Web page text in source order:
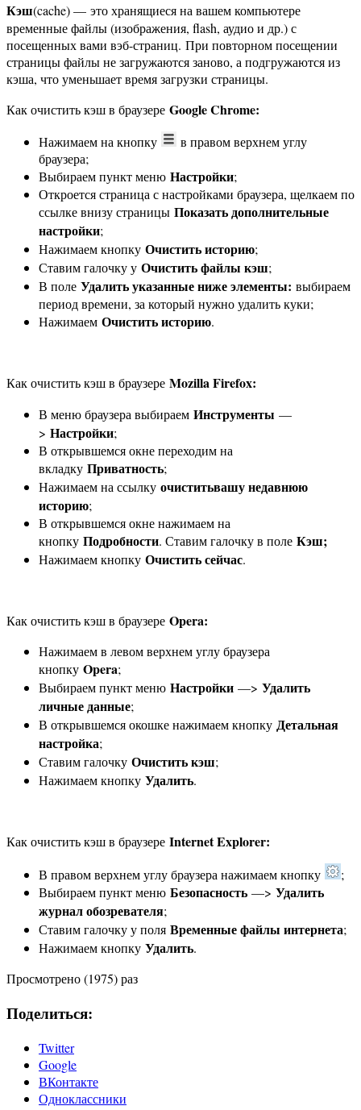
Кэш(cache) — это хранящиеся на вашем компьютере
временные файлы (изображения, flash, аудио и др.) с
посещенных вами вэб-страниц. При повторном посещении
страницы файлы не загружаются заново, а подгружаются из
кэша, что уменьшает время загрузки страницы.
Как очистить кэш в браузере Google Chrome:
Нажимаем на кнопку
в правом верхнем углу
браузера;
Выбираем пункт меню Настройки;
Откроется страница с настройками браузера, щелкаем по
ссылке внизу страницы Показать дополнительные
настройки;
Нажимаем кнопку Очистить историю;
Ставим галочку у Очистить файлы кэш;
В поле Удалить указанные ниже элементы: выбираем
период времени, за который нужно удалить куки;
Нажимаем Очистить историю.
Как очистить кэш в браузере Mozilla Firefox:
В меню браузера выбираем Инструменты —
> Настройки;
В открывшемся окне переходим на
вкладку Приватность;
Нажимаем на ссылку очиститьвашу недавнюю
историю;
В открывшемся окне нажимаем на
кнопку Подробности. Ставим галочку в поле Кэш;
Нажимаем кнопку Очистить сейчас.
Как очистить кэш в браузере Opera:
Нажимаем в левом верхнем углу браузера
кнопку Opera;
Выбираем пункт меню Настройки —> Удалить
личные данные;
В открывшемся окошке нажимаем кнопку Детальная
настройка;
Ставим галочку Очистить кэш;
Нажимаем кнопку Удалить.
Как очистить кэш в браузере Internet Explorer:
В правом верхнем углу браузера нажимаем кнопку
;
Выбираем пункт меню Безопасность —> Удалить
журнал обозревателя;
Ставим галочку у поля Временные файлы интернета;
Нажимаем кнопку Удалить.
Просмотрено (1975) раз
Поделиться:
Twitter
Google
ВКонтакте
Одноклассники